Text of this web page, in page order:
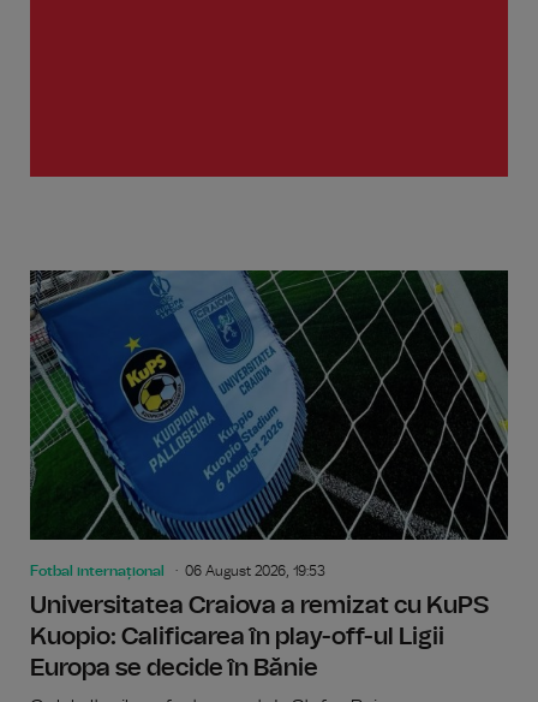
Fotbal internațional 06 August 2026, 19:53
Universitatea Craiova a remizat cu KuPS
Kuopio: Calificarea în play-off-ul Ligii
Europa se decide în Bănie